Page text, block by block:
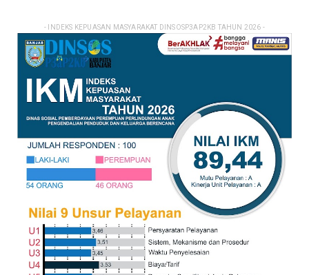
- INDEKS KEPUASAN MASYARAKAT DINSOSP3AP2KB TAHUN 2026 -